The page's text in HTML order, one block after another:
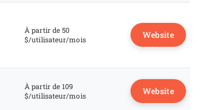
À partir de 50
$/utilisateur/mois
Website
À partir de 109
$/utilisateur/mois
Website